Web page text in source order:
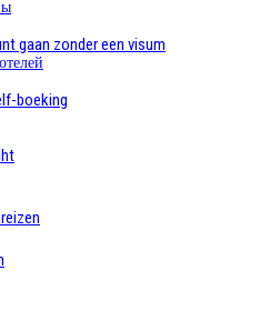
gaan zonder een visum
boeking